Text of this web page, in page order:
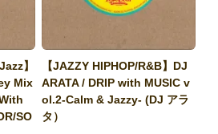
】
Mix
SO
【JAZZY HIPHOP/R&B】DJ
ARATA / DRIP with MUSIC v
ol.2-Calm & Jazzy- (DJ アラ
タ）